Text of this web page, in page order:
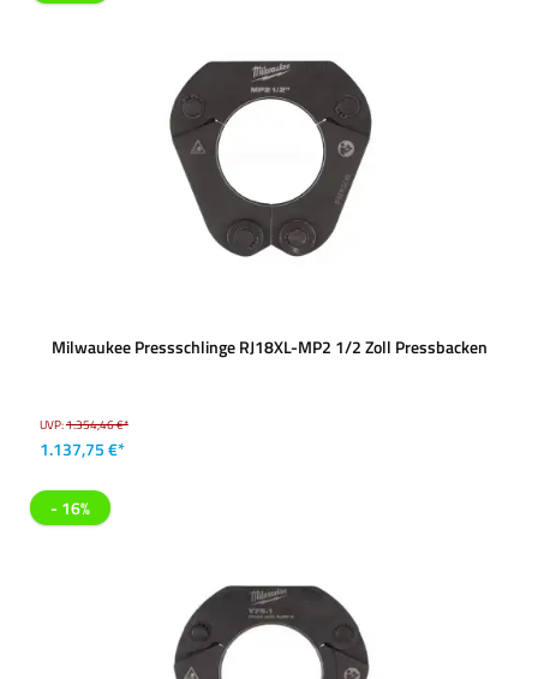
Milwaukee Pressschlinge RJ18XL-MP2 1/2 Zoll Pressbacken
UVP:1.354,46 €*
1.137,75 €*
- 16%